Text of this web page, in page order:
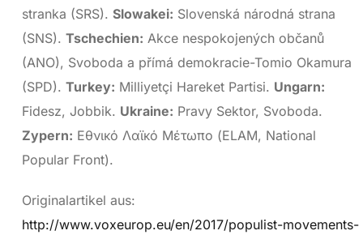
stranka (SRS). Slowakei: Slovenská národná strana
(SNS). Tschechien: Akce nespokojených občanů
(ANO), Svoboda a přímá demokracie-Tomio Okamura
(SPD). Turkey: Milliyetçi Hareket Partisi. Ungarn:
Fidesz, Jobbik. Ukraine: Pravy Sektor, Svoboda.
Zypern: Εθνικό Λαϊκό Μέτωπο (ELAM, National
Popular Front).
Originalartikel aus:
http://www.voxeurop.eu/en/2017/populist-movements-